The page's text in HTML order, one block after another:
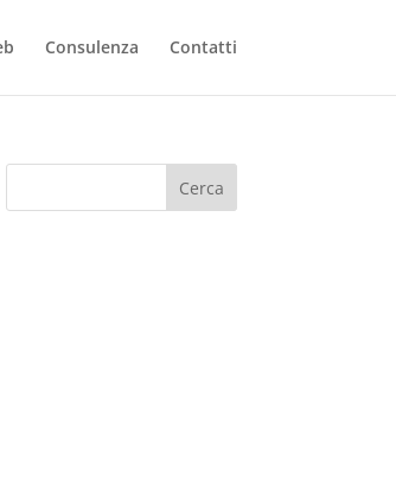
Consulenza Contatti